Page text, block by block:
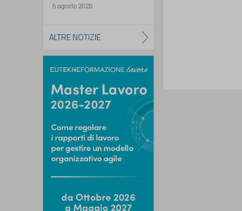
6 agosto 2026
ALTRE NOTIZIE